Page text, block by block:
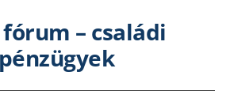
– családi
pénzügyek